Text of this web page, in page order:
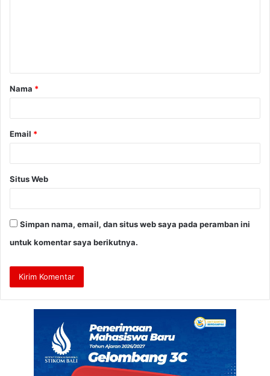
a
r
Nama *
Email *
Situs Web
Simpan nama, email, dan situs web saya pada peramban ini
untuk komentar saya berikutnya.